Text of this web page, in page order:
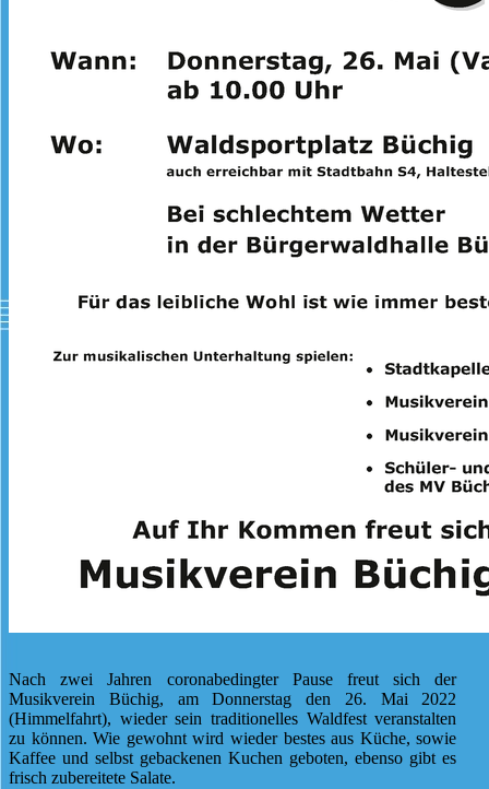
Nach zwei Jahren coronabedingter Pause freut sich der
Musikverein Büchig, am Donnerstag den 26. Mai 2022
(Himmelfahrt), wieder sein traditionelles Waldfest veranstalten
zu können. Wie gewohnt wird wieder bestes aus Küche, sowie
Kaffee und selbst gebackenen Kuchen geboten, ebenso gibt es
frisch zubereitete Salate.